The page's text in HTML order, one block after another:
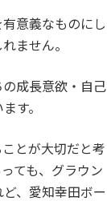
意義なものにし
ません。
成長意欲・自己
す。
とが大切だと考
ても、グラウン
、愛知幸田ボー